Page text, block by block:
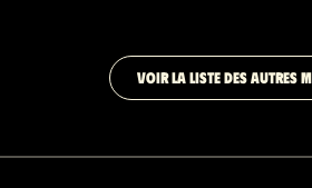
VOIR LA LISTE DES AUTRES